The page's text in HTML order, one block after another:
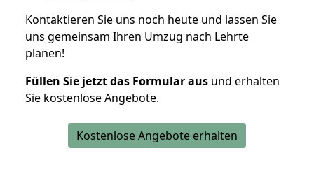
Kontaktieren Sie uns noch heute und lassen Sie
uns gemeinsam Ihren Umzug nach Lehrte
planen!
Füllen Sie jetzt das Formular aus und erhalten
Sie kostenlose Angebote.
Kostenlose Angebote erhalten